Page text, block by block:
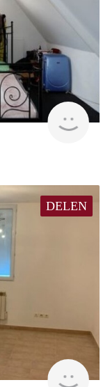
rent
DELEN